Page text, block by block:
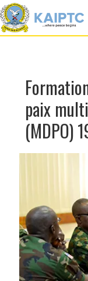
paix
(MDPO)